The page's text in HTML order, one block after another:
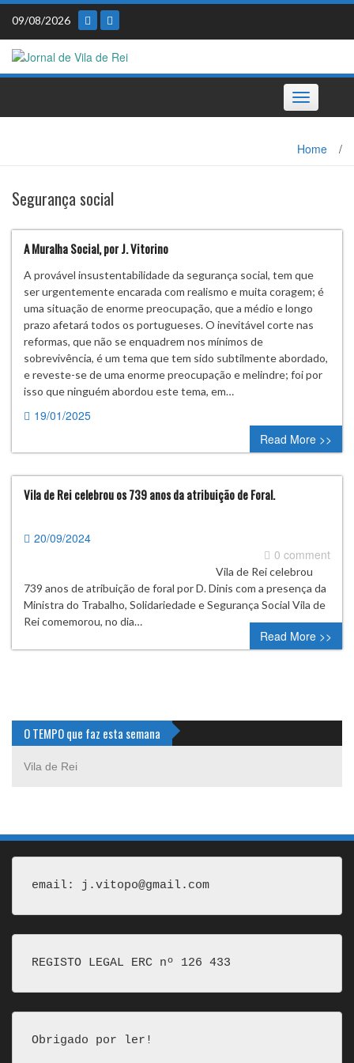
Skip
content
09/08/2026
Toggle
navigation
Home /
Segurança social
A Muralha Social, por J. Vitorino
A provável insustentabilidade da segurança social, tem que
ser urgentemente encarada com realismo e muita coragem; é
uma situação de enorme preocupação, que a médio e longo
prazo afetará todos os portugueses. O inevitável corte nas
reformas, que não se enquadrem nos mínimos de
sobrevivência, é um tema que tem sido subtilmente abordado,
e reveste-se de uma enorme preocupação e melindre; foi por
isso que ninguém abordou este tema, em…
19/01/2025
0 comment
Read More >>
Vila de Rei celebrou os 739 anos da atribuição de Foral.
20/09/2024
0 comment
Vila de Rei celebrou
739 anos de atribuição de foral por D. Dinis com a presença da
Ministra do Trabalho, Solidariedade e Segurança Social Vila de
Rei comemorou, no dia…
Read More >>
O TEMPO que faz esta semana
Vila de Rei
email: j.vitopo@gmail.com
REGISTO LEGAL ERC nº 126 433
Obrigado por ler!